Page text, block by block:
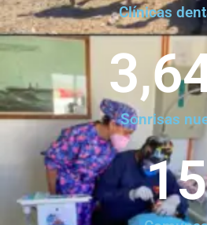
Clínicas
Sonrisas
15